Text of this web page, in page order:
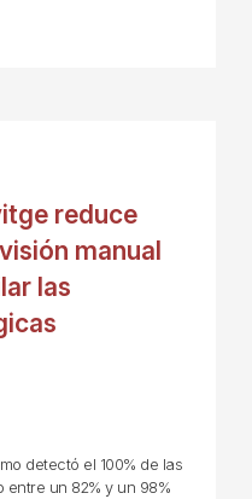
reduce
manual
las
detectó el 100% de las
un 82% y un 98%